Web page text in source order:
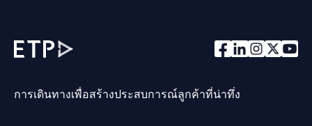
การเดินทางเพื่อสร้างประสบการณ์ลูกค้าที่น่าทึ่ง